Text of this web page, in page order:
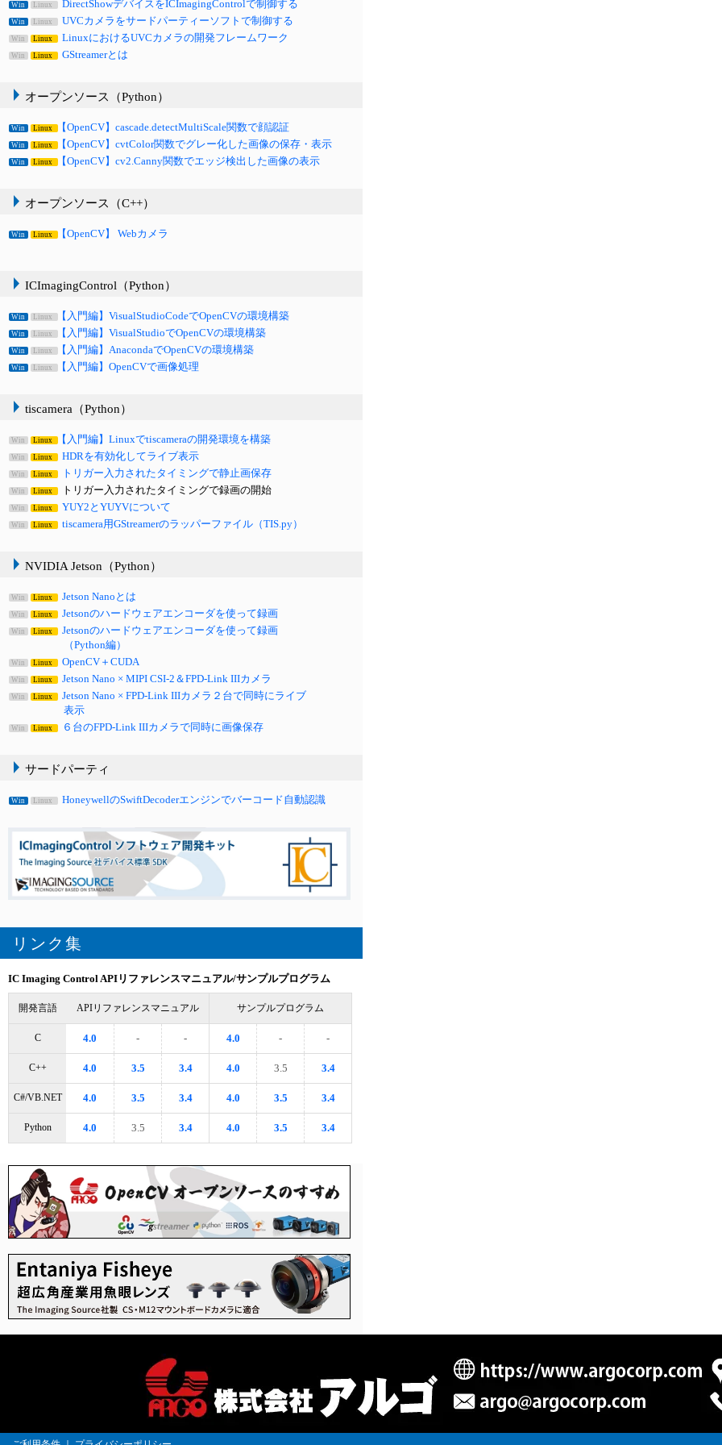
Win Linux DirectShowデバイスをICImagingControlで制御する
Win Linux UVCカメラをサードパーティーソフトで制御する
Win Linux LinuxにおけるUVCカメラの開発フレームワーク
Win Linux GStreamerとは
オープンソース（Python）
Win Linux 【OpenCV】cascade.detectMultiScale関数で顔認証
Win Linux 【OpenCV】cvtColor関数でグレー化した画像の保存・表示
Win Linux 【OpenCV】cv2.Canny関数でエッジ検出した画像の表示
オープンソース（C++）
Win Linux 【OpenCV】 Webカメラ
ICImagingControl（Python）
Win Linux 【入門編】VisualStudioCodeでOpenCVの環境構築
Win Linux 【入門編】VisualStudioでOpenCVの環境構築
Win Linux 【入門編】AnacondaでOpenCVの環境構築
Win Linux 【入門編】OpenCVで画像処理
tiscamera（Python）
Win Linux 【入門編】Linuxでtiscameraの開発環境を構築
Win Linux HDRを有効化してライブ表示
Win Linux トリガー入力されたタイミングで静止画保存
Win Linux トリガー入力されたタイミングで録画の開始
Win Linux YUY2とYUYVについて
Win Linux tiscamera用GStreamerのラッパーファイル（TIS.py）
NVIDIA Jetson（Python）
Win Linux Jetson Nanoとは
Win Linux Jetsonのハードウェアエンコーダを使って録画
Win Linux
Jetsonのハードウェアエンコーダを使って録画
（Python編）
Win Linux OpenCV＋CUDA
Win Linux Jetson Nano × MIPI CSI-2＆FPD-Link IIIカメラ
Win Linux
Jetson Nano × FPD-Link IIIカメラ２台で同時にライブ
表示
Win Linux ６台のFPD-Link IIIカメラで同時に画像保存
サードパーティ
Win Linux HoneywellのSwiftDecoderエンジンでバーコード自動認識
リンク集
IC Imaging Control APIリファレンスマニュアル/サンプルプログラム
開発言語 APIリファレンスマニュアル サンプルプログラム
C 4.0 - - 4.0 - -
C++ 4.0 3.5 3.4 4.0 3.5 3.4
C#/VB.NET 4.0 3.5 3.4 4.0 3.5 3.4
Python 4.0 3.5 3.4 4.0 3.5 3.4